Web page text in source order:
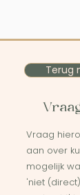
Terug
Vraag
aan over
mogelijk
'niet